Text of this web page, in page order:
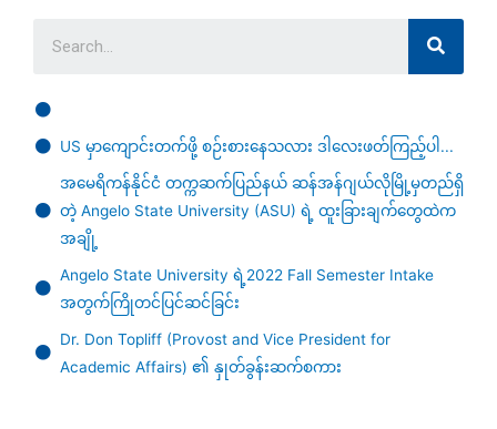
US မှာ‌ကျောင်းတက်ဖို့ စဉ်းစားနေသလား ဒါလေးဖတ်ကြည့်ပါ...
အမေရိကန်နိုင်ငံ တက္ကဆက်ပြည်နယ် ဆန်အန်ဂျယ်လိုမြို့မှတည်ရှိ
တဲ့ Angelo State University (ASU) ရဲ့ ထူးခြားချက်တွေထဲက
အချို့
Angelo State University ရဲ့2022 Fall Semester Intake
အတွက်ကြိုတင်ပြင်ဆင်ခြင်း
Dr. Don Topliff (Provost and Vice President for
Academic Affairs) ၏ နှုတ်ခွန်းဆက်စကား